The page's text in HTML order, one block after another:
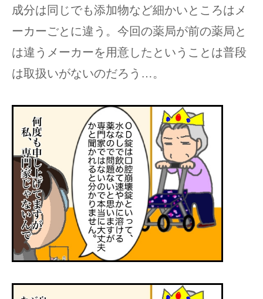
成分は同じでも添加物など細かいところはメ
ーカーごとに違う。今回の薬局が前の薬局と
は違うメーカーを用意したということは普段
は取扱いがないのだろう…。